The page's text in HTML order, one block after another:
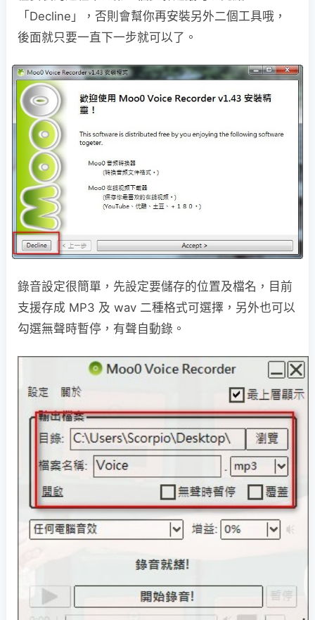
「Decline」，否則會幫你再安裝另外二個工具哦，
後面就只要一直下一步就可以了。
錄音設定很簡單，先設定要儲存的位置及檔名，目前
支援存成 MP3 及 wav 二種格式可選擇，另外也可以
勾選無聲時暫停，有聲自動錄。